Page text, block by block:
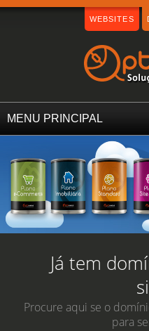
WEBSITES
MENU PRINCIPAL
Já tem
Procure aqui se o
para